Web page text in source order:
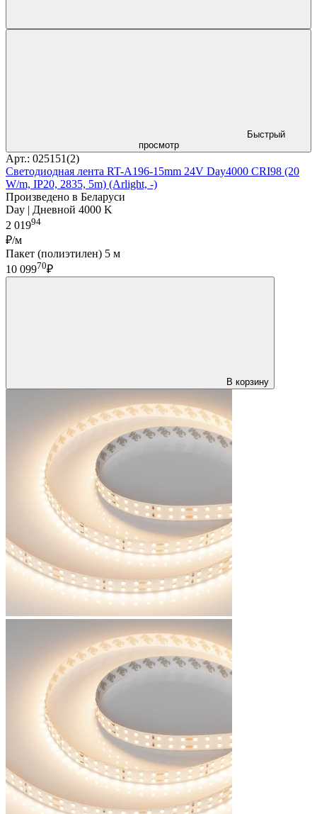
Быстрый
просмотр
Арт.: 025151(2)
Светодиодная лента RT-A196-15mm 24V Day4000 CRI98 (20
W/m, IP20, 2835, 5m) (Arlight, -)
Произведено в Беларуси
Day | Дневной 4000 K
2 01994
₽/м
Пакет (полиэтилен) 5 м
10 09970₽
В корзину